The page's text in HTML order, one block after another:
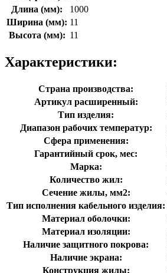
Длина (мм):
1000
Ширина (мм): 11
Высота (мм): 11
Характеристики:
Страна производства:
Артикул расширенный:
Тип изделия:
Диапазон рабочих температур:
Сфера применения:
Гарантийный срок, мес:
Марка:
Количество жил:
Сечение жилы, мм2:
Тип исполнения кабельного изделия:
Материал оболочки:
Материал изоляции:
Наличие защитного покрова:
Наличие экрана:
Конструкция жилы: